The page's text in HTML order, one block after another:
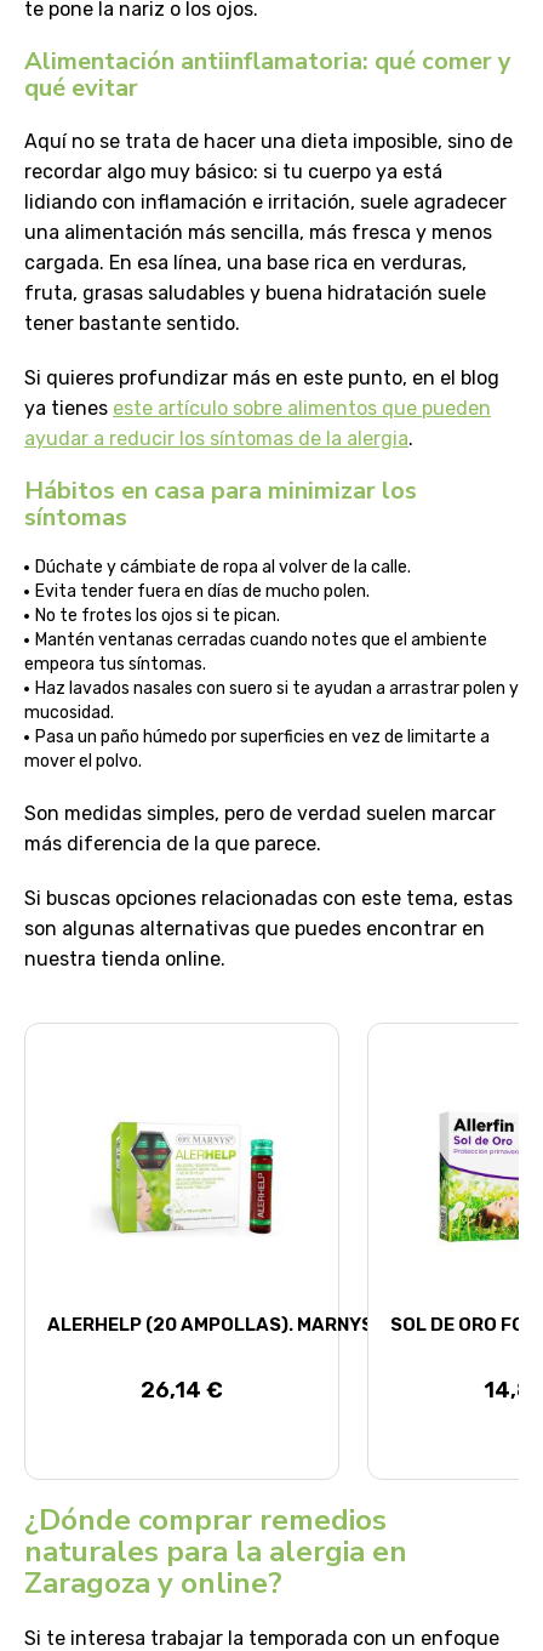
te pone la nariz o los ojos.
Alimentación antiinflamatoria: qué comer y
qué evitar
Aquí no se trata de hacer una dieta imposible, sino de
recordar algo muy básico: si tu cuerpo ya está
lidiando con inflamación e irritación, suele agradecer
una alimentación más sencilla, más fresca y menos
cargada. En esa línea, una base rica en verduras,
fruta, grasas saludables y buena hidratación suele
tener bastante sentido.
Si quieres profundizar más en este punto, en el blog
ya tienes este artículo sobre alimentos que pueden
ayudar a reducir los síntomas de la alergia.
Hábitos en casa para minimizar los
síntomas
Dúchate y cámbiate de ropa al volver de la calle.
Evita tender fuera en días de mucho polen.
No te frotes los ojos si te pican.
Mantén ventanas cerradas cuando notes que el ambiente
empeora tus síntomas.
Haz lavados nasales con suero si te ayudan a arrastrar polen y
mucosidad.
Pasa un paño húmedo por superficies en vez de limitarte a
mover el polvo.
Son medidas simples, pero de verdad suelen marcar
más diferencia de la que parece.
Si buscas opciones relacionadas con este tema, estas
son algunas alternativas que puedes encontrar en
nuestra tienda online.
ALERHELP (20 AMPOLLAS). MARNYS
26,14 €
SOL DE ORO
¿Dónde comprar remedios
naturales para la alergia en
Zaragoza y online?
Si te interesa trabajar la temporada con un enfoque